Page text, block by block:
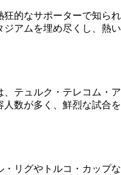
狂的なサポーターで知られ
アムを埋め尽くし、熱い
、テュルク・テレコム・ア
人数が多く、鮮烈な試合を
・リグやトルコ・カップな